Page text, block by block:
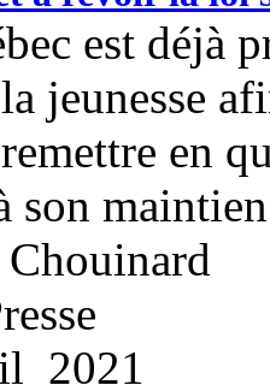
est déjà
jeunesse
en
son
2021